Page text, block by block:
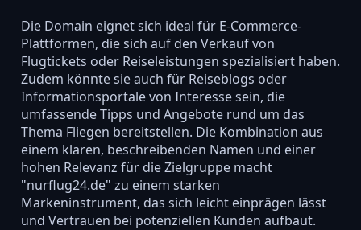
Die Domain eignet sich ideal für E-Commerce-
Plattformen, die sich auf den Verkauf von
Flugtickets oder Reiseleistungen spezialisiert haben.
Zudem könnte sie auch für Reiseblogs oder
Informationsportale von Interesse sein, die
umfassende Tipps und Angebote rund um das
Thema Fliegen bereitstellen. Die Kombination aus
einem klaren, beschreibenden Namen und einer
hohen Relevanz für die Zielgruppe macht
"nurflug24.de" zu einem starken
Markeninstrument, das sich leicht einprägen lässt
und Vertrauen bei potenziellen Kunden aufbaut.